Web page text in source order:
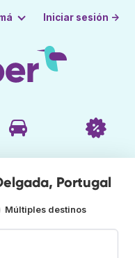
Iniciar sesión →
Portugal
Múltiples destinos